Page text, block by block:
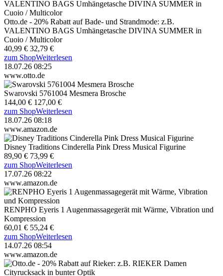
Otto.de - 20% Rabatt auf Bade- und Strandmode: z.B.
VALENTINO BAGS Umhängetasche DIVINA SUMMER in
Cuoio / Multicolor
40,99 € 32,79 €
zum ShopWeiterlesen
18.07.26 08:25
www.otto.de
Swarovski 5761004 Mesmera Brosche
144,00 € 127,00 €
zum ShopWeiterlesen
18.07.26 08:18
www.amazon.de
Disney Traditions Cinderella Pink Dress Musical Figurine
89,90 € 73,99 €
zum ShopWeiterlesen
17.07.26 08:22
www.amazon.de
RENPHO Eyeris 1 Augenmassagegerät mit Wärme, Vibration und
Kompression
60,01 € 55,24 €
zum ShopWeiterlesen
14.07.26 08:54
www.amazon.de